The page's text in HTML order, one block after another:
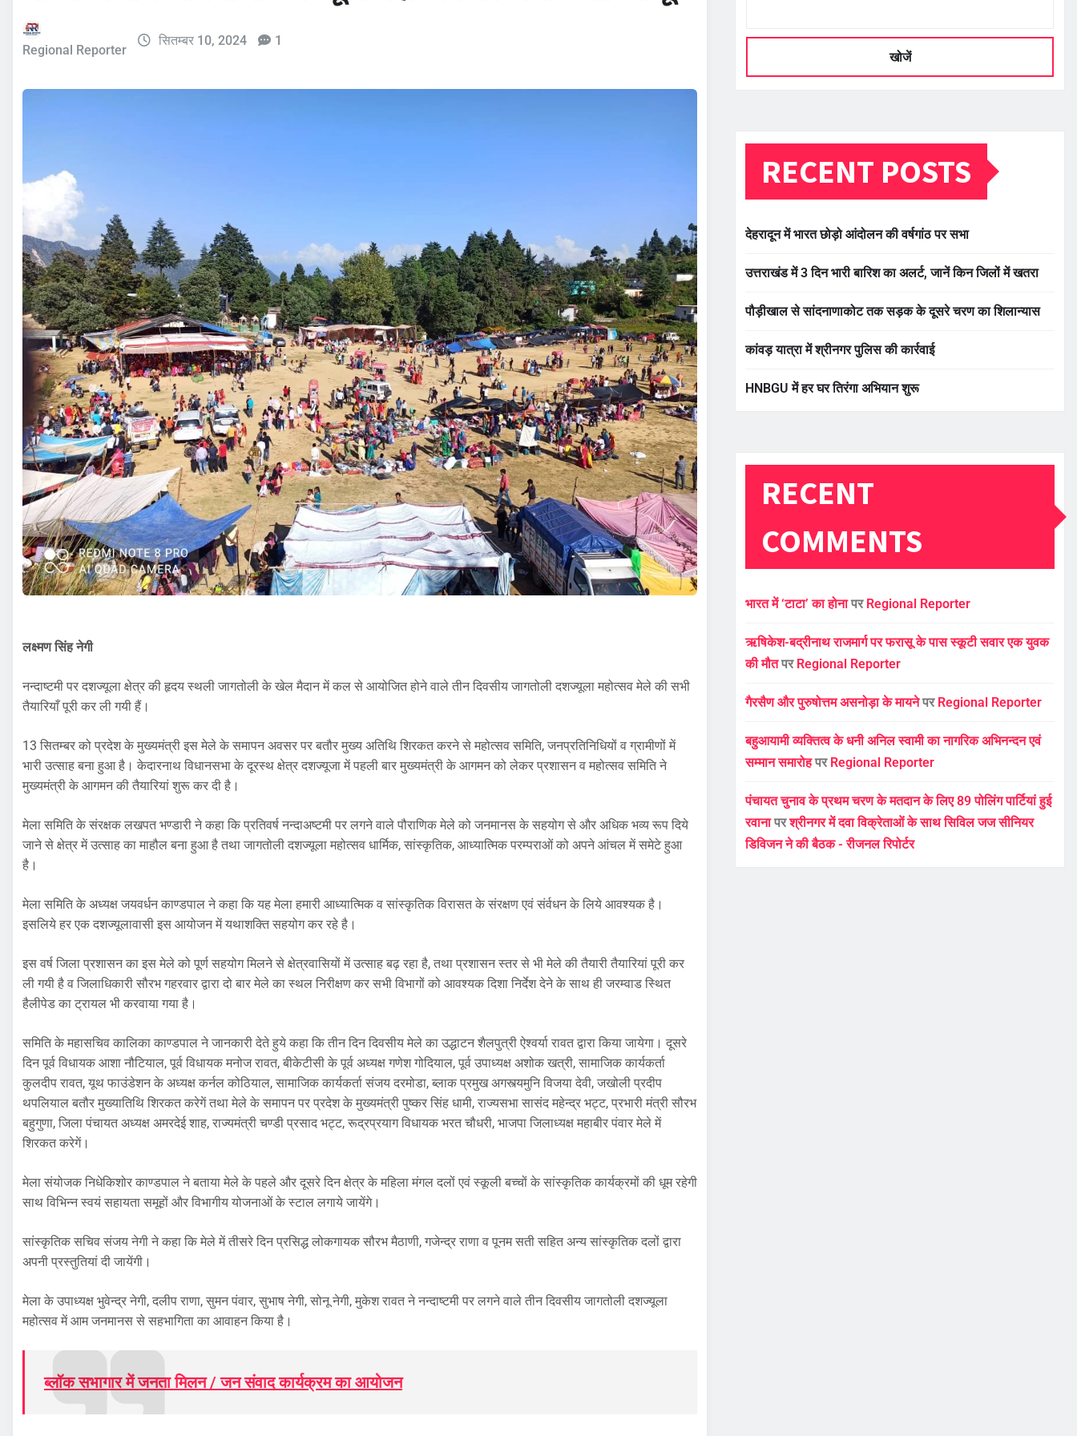
Regional Reporter
सितम्बर 10, 2024 1
लक्ष्मण सिंह नेगी
नन्दाष्टमी पर दशज्यूला क्षेत्र की हृदय स्थली जागतोली के खेल मैदान में कल से आयोजित होने वाले तीन दिवसीय जागतोली दशज्यूला महोत्सव मेले की सभी
तैयारियाँ पूरी कर ली गयी हैं।
13 सितम्बर को प्रदेश के मुख्यमंत्री इस मेले के समापन अवसर पर बतौर मुख्य अतिथि शिरकत करने से महोत्सव समिति, जनप्रतिनिधियों व ग्रामीणों में
भारी उत्साह बना हुआ है। केदारनाथ विधानसभा के दूरस्थ क्षेत्र दशज्यूजा में पहली बार मुख्यमंत्री के आगमन को लेकर प्रशासन व महोत्सव समिति ने
मुख्यमंत्री के आगमन की तैयारियां शुरू कर दी है।
मेला समिति के संरक्षक लखपत भण्डारी ने कहा कि प्रतिवर्ष नन्दाअष्टमी पर लगने वाले पौराणिक मेले को जनमानस के सहयोग से और अधिक भव्य रूप दिये
जाने से क्षेत्र में उत्साह का माहौल बना हुआ है तथा जागतोली दशज्यूला महोत्सव धार्मिक, सांस्कृतिक, आध्यात्मिक परम्पराओं को अपने आंचल में समेटे हुआ
है।
मेला समिति के अध्यक्ष जयवर्धन काण्डपाल ने कहा कि यह मेला हमारी आध्यात्मिक व सांस्कृतिक विरासत के संरक्षण एवं संर्वधन के लिये आवश्यक है।
इसलिये हर एक दशज्यूलावासी इस आयोजन में यथाशक्ति सहयोग कर रहे है।
इस वर्ष जिला प्रशासन का इस मेले को पूर्ण सहयोग मिलने से क्षेत्रवासियों में उत्साह बढ़ रहा है, तथा प्रशासन स्तर से भी मेले की तैयारी तैयारियां पूरी कर
ली गयी है व जिलाधिकारी सौरभ गहरवार द्वारा दो बार मेले का स्थल निरीक्षण कर सभी विभागों को आवश्यक दिशा निर्देश देने के साथ ही जरम्वाड स्थित
हैलीपेड का ट्रायल भी करवाया गया है।
समिति के महासचिव कालिका काण्डपाल ने जानकारी देते हुये कहा कि तीन दिन दिवसीय मेले का उद्धाटन शैलपुत्री ऐश्वर्या रावत द्वारा किया जायेगा। दूसरे
दिन पूर्व विधायक आशा नौटियाल, पूर्व विधायक मनोज रावत, बीकेटीसी के पूर्व अध्यक्ष गणेश गोदियाल, पूर्व उपाध्यक्ष अशोक खत्री, सामाजिक कार्यकर्ता
कुलदीप रावत, यूथ फाउंडेशन के अध्यक्ष कर्नल कोठियाल, सामाजिक कार्यकर्ता संजय दरमोडा, ब्लाक प्रमुख अगस्त्यमुनि विजया देवी, जखोली प्रदीप
थपलियाल बतौर मुख्यातिथि शिरकत करेगें तथा मेले के समापन पर प्रदेश के मुख्यमंत्री पुष्कर सिंह धामी, राज्यसभा सासंद महेन्द्र भट्ट, प्रभारी मंत्री सौरभ
बहुगुणा, जिला पंचायत अध्यक्ष अमरदेई शाह, राज्यमंत्री चण्डी प्रसाद भट्ट, रूद्रप्रयाग विधायक भरत चौधरी, भाजपा जिलाध्यक्ष महाबीर पंवार मेले में
शिरकत करेगें।
मेला संयोजक निधेकिशोर काण्डपाल ने बताया मेले के पहले और दूसरे दिन क्षेत्र के महिला मंगल दलों एवं स्कूली बच्चों के सांस्कृतिक कार्यक्रमों की धूम रहेगी
साथ विभिन्न स्वयं सहायता समूहों और विभागीय योजनाओं के स्टाल लगाये जायेंगे।
सांस्कृतिक सचिव संजय नेगी ने कहा कि मेले में तीसरे दिन प्रसिद्ध लोकगायक सौरभ मैठाणी, गजेन्द्र राणा व पूनम सती सहित अन्य सांस्कृतिक दलों द्वारा
अपनी प्रस्तुतियां दी जायेंगी।
मेला के उपाध्यक्ष भुवेन्द्र नेगी, दलीप राणा, सुमन पंवार, सुभाष नेगी, सोनू नेगी, मुकेश रावत ने नन्दाष्टमी पर लगने वाले तीन दिवसीय जागतोली दशज्यूला
महोत्सव में आम जनमानस से सहभागिता का आवाहन किया है।
ब्लॉक सभागार में जनता मिलन / जन संवाद कार्यक्रम का आयोजन
खोजें
RECENT POSTS
देहरादून में भारत छोड़ो आंदोलन की वर्षगांठ पर सभा
उत्तराखंड में 3 दिन भारी बारिश का अलर्ट, जानें किन जिलों में खतरा
पौड़ीखाल से सांदनाणाकोट तक सड़क के दूसरे चरण का शिलान्यास
कांवड़ यात्रा में श्रीनगर पुलिस की कार्रवाई
HNBGU में हर घर तिरंगा अभियान शुरू
RECENT
COMMENTS
भारत में ‘टाटा’ का होनापर Regional Reporter
ऋषिकेश-बद्रीनाथ राजमार्ग पर फरासू के पास स्कूटी सवार एक युवक
की मौतपर Regional Reporter
गैरसैण और पुरुषोत्तम असनोड़ा के मायनेपर Regional Reporter
बहुआयामी व्यक्तित्व के धनी अनिल स्वामी का नागरिक अभिनन्दन एवं
सम्मान समारोहपर Regional Reporter
पंचायत चुनाव के प्रथम चरण के मतदान के लिए 89 पोलिंग पार्टियां हुई
रवानापरश्रीनगर में दवा विक्रेताओं के साथ सिविल जज सीनियर
डिविजन ने की बैठक - रीजनल रिपोर्टर